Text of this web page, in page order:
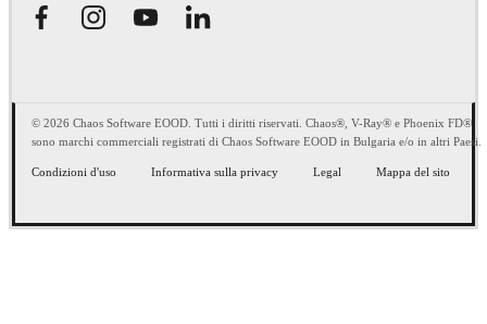
© 2026 Chaos Software EOOD. Tutti i diritti riservati. Chaos®, V-Ray® e Phoenix FD®
sono marchi commerciali registrati di Chaos Software EOOD in Bulgaria e/o in altri Paesi.
Condizioni d'uso Informativa sulla privacy Legal Mappa del sito